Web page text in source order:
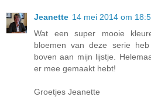
Jeanette 14 mei 2014 om
Wat een super mooie
bloemen van deze serie
boven aan mijn lijstje.
er mee gemaakt hebt!
Groetjes Jeanette